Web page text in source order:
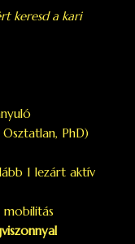
keresd a kari
PhD)
1 lezárt aktív
mobilitás